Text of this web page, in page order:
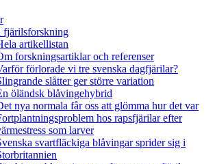
fjärilsforskning
artikellistan
forskningsartiklar och referenser
förlorade vi tre svenska dagfjärilar?
slåtter ger större variation
öländsk blåvingehybrid
nya normala får oss att glömma hur det var
hos rapsfjärilar efter
som larver
svartfläckiga blåvingar sprider sig i